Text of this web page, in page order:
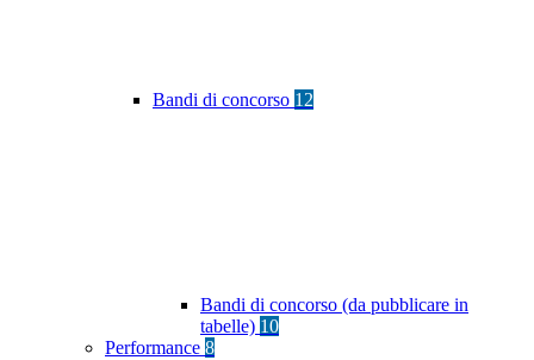
Bandi di concorso 12
Bandi di concorso (da pubblicare in
tabelle) 10
Performance 8